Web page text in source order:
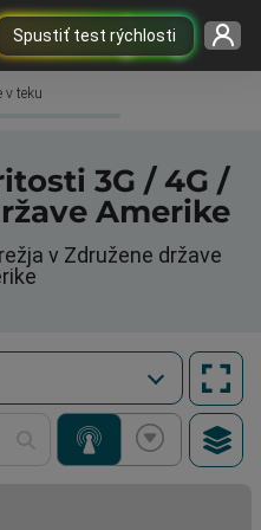
Spustiť test rýchlosti
v teku
3G / 4G /
Amerike
v Združene države